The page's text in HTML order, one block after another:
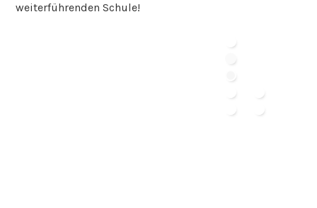
weiterführenden Schule!